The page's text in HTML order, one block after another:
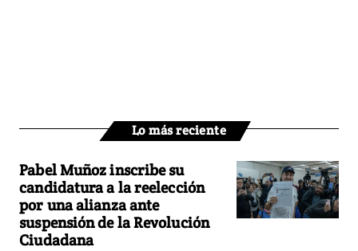
Lo más reciente
Pabel Muñoz inscribe su
candidatura a la reelección
por una alianza ante
suspensión de la Revolución
Ciudadana